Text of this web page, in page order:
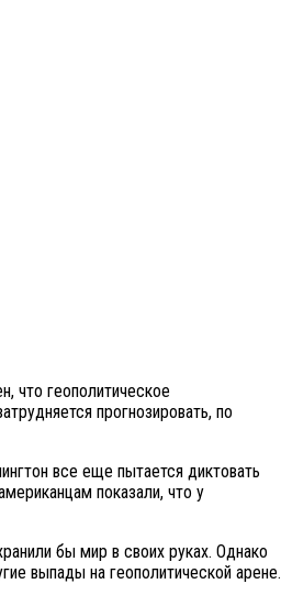
что геополитическое
прогнозировать, по
все еще пытается диктовать
показали, что у
бы мир в своих руках. Однако
выпады на геополитической арене.